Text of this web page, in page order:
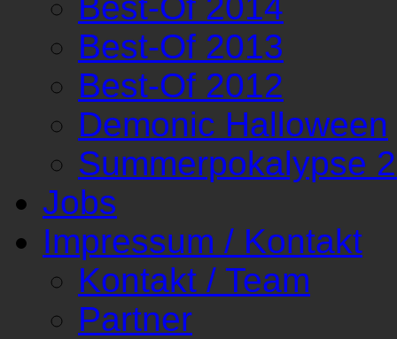
Best-Of 2013
Best-Of 2012
Demonic Halloween
Summerpokalypse
Jobs
Impressum / Kontakt
Kontakt / Team
Partner